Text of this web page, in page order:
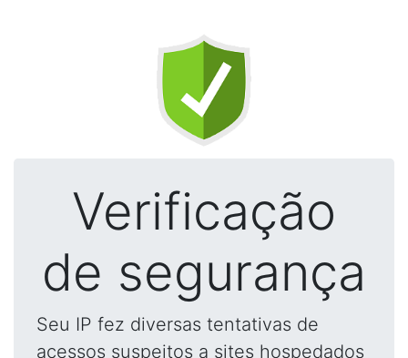
Verificação
de segurança
Seu IP fez diversas tentativas de
acessos suspeitos a sites hospedados